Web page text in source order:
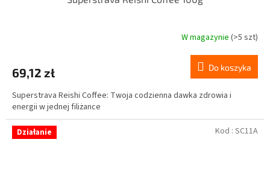
wynosi
na
5
gwiazdek.
W magazynie(>5 szt)
69,12 zł Do koszyka
Superstrava Reishi Coffee: Twoja codzienna dawka zdrowia i
energii w jednej filiżance
Działanie Kod : SC11A